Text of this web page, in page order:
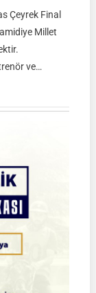
Çeyrek Final
Millet
ve…